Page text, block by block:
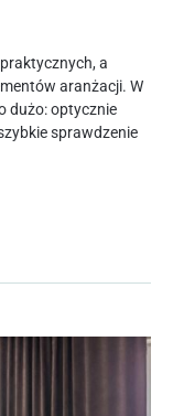
a
aranżacji. W
dużo: optycznie
sprawdzenie